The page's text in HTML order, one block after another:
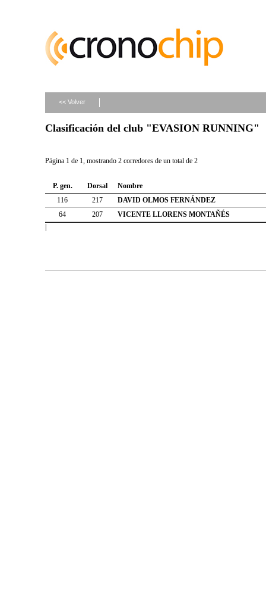
<< Volver
Clasificación del club "EVASION RUNNING"
Página 1 de 1, mostrando 2 corredores de un total de 2
P. gen. Dorsal
Nombre
116
217
DAVID OLMOS FERNÁNDEZ
64
207
VICENTE LLORENS MONTAÑÉS
|